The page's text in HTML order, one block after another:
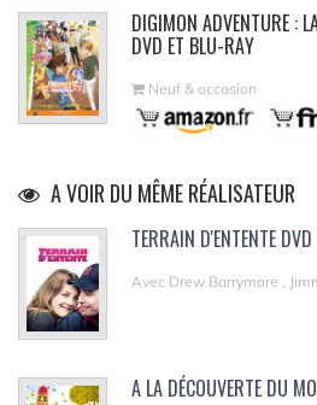
DIGIMON ADVENTURE :
DVD ET BLU-RAY
Neuf & occasion
A VOIR DU MÊME RÉALISATEUR
TERRAIN D'ENTENTE DVD
Avec Drew Barrymore ,
A LA DÉCOUVERTE DU